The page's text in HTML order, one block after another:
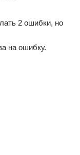
2 ошибки, но
на ошибку.